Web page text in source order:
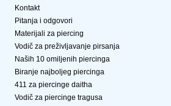
Kontakt
Pitanja i odgovori
Materijali za piercing
Vodič za preživljavanje pirsanja
Naših 10 omiljenih piercinga
Biranje najboljeg piercinga
411 za piercinge daitha
Vodič za piercinge tragusa